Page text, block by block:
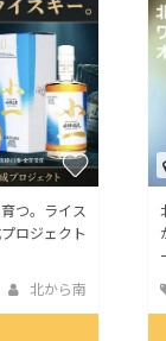
つ。ライス
ロジェクト
北から南